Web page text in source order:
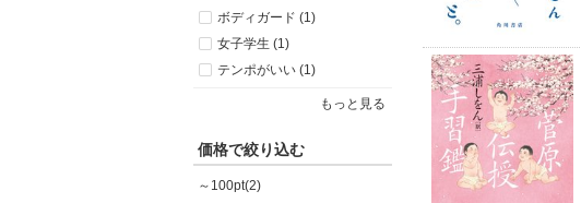
ボディガード (1)
女子学生 (1)
テンポがいい (1)
もっと見る
価格で絞り込む
～100pt(2)